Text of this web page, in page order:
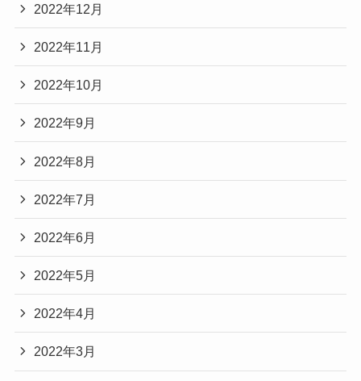
2022年12月
2022年11月
2022年10月
2022年9月
2022年8月
2022年7月
2022年6月
2022年5月
2022年4月
2022年3月